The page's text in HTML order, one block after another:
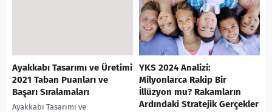
Ayakkabı Tasarımı ve Üretimi
2021 Taban Puanları ve
Başarı Sıralamaları
Ayakkabı Tasarımı ve
YKS 2024 Analizi:
Milyonlarca Rakip Bir
İllüzyon mu? Rakamların
Ardındaki Stratejik Gerçekler